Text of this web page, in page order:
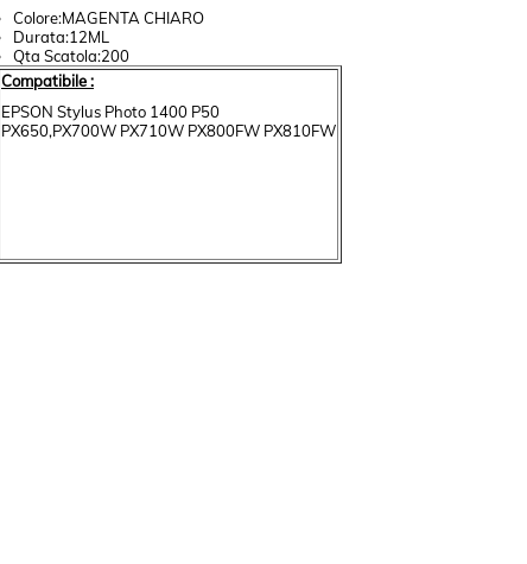
Colore:MAGENTA CHIARO
Durata:12ML
Qta Scatola:200
Compatibile :
EPSON Stylus Photo 1400 P50
PX650,PX700W PX710W PX800FW PX810FW